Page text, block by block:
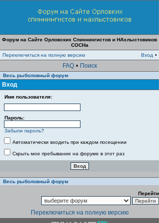
Форум на Сайте Орловских Спиннингистов и НАхлыстовиков
СОСНа
Переключиться на полную версию
Вход •
FAQ • Поиск
Весь рыболовный форум
Вход
Имя пользователя:
Пароль:
Забыли пароль?
Автоматически входить при каждом посещении
Скрыть мое пребывание на форуме в этот раз
Весь рыболовный форум
Перейти
Переключиться на полную версию